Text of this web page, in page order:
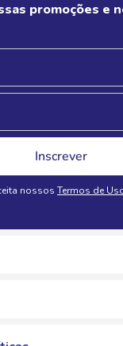
promoções e
Inscrever
nossos Termos de